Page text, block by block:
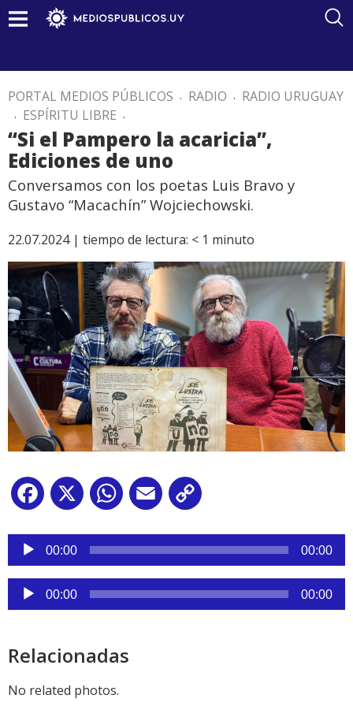
PORTAL MEDIOS PÚBLICOS . RADIO . RADIO URUGUAY
. ESPÍRITU LIBRE .
“Si el Pampero la acaricia”,
Ediciones de uno
Conversamos con los poetas Luis Bravo y
Gustavo “Macachín” Wojciechowski.
22.07.2024 | tiempo de lectura: < 1 minuto
Facebook
X WhatsApp
Email
Reproductor
audio
00:00 00:00
Reproductor
de
00:00 00:00
Relacionadas
No related photos.